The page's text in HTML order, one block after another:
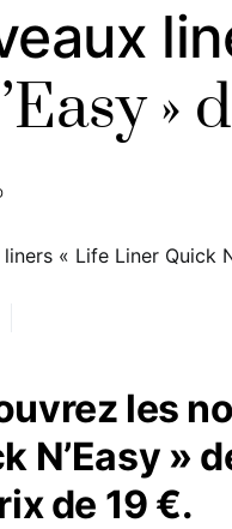
»
« Life Liner Quick
les
N’Easy »
de 19 €.